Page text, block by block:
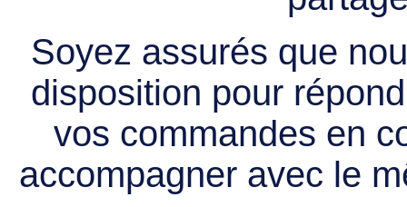
Soyez assurés que
disposition pour
vos commandes en
accompagner avec le